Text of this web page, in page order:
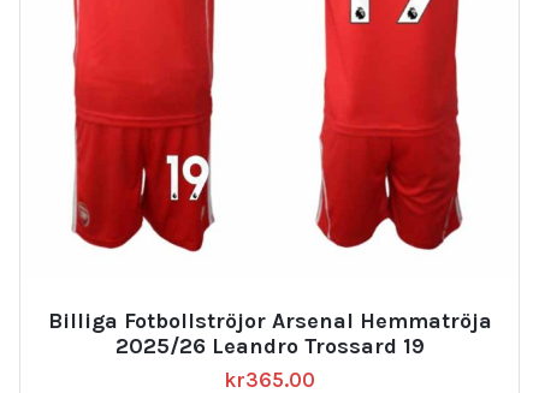
Billiga Fotbollströjor Arsenal Hemmatröja
2025/26 Leandro Trossard 19
kr365.00